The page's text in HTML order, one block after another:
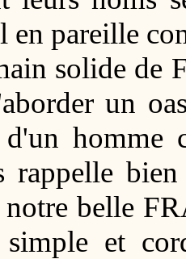
en pareille
solide de
un
homme
rappelle
belle
et